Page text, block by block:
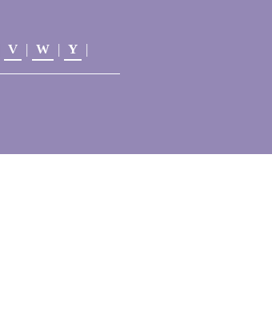
V | W | Y |